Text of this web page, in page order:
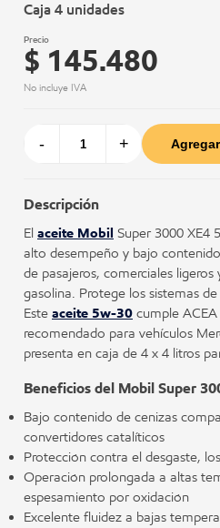
Caja 4 unidades
Precio
$ 145.480
No incluye IVA
- + Agregar
Descripción
El aceite Mobil Super 3000 XE4
alto desempeño y bajo
de pasajeros, comerciales
gasolina. Protege los sistemas
Este aceite 5w-30 cumple ACEA
recomendado para vehículos
presenta en caja de 4 x 4 litros
Beneficios del Mobil Super
Bajo contenido de cenizas
convertidores catalíticos
Protección contra el desgaste,
Operación prolongada a altas
espesamiento por oxidación
Excelente fluidez a bajas